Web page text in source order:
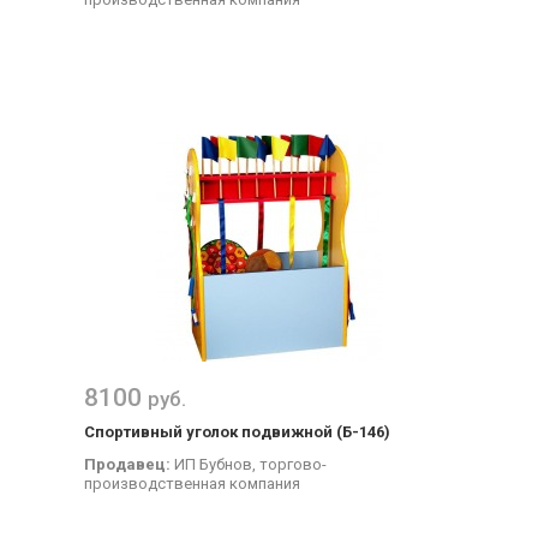
8100 руб.
Спортивный уголок подвижной (Б-146)
Продавец: ИП Бубнов, торгово-
производственная компания